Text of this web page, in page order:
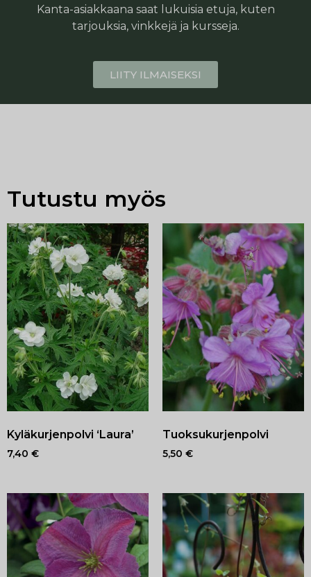
Kanta-asiakkaana saat lukuisia etuja, kuten
tarjouksia, vinkkejä ja kursseja.
LIITY ILMAISEKSI
Tutustu myös
Kyläkurjenpolvi ‘Laura’
7,40 €
Tuoksukurjenpolvi
5,50 €